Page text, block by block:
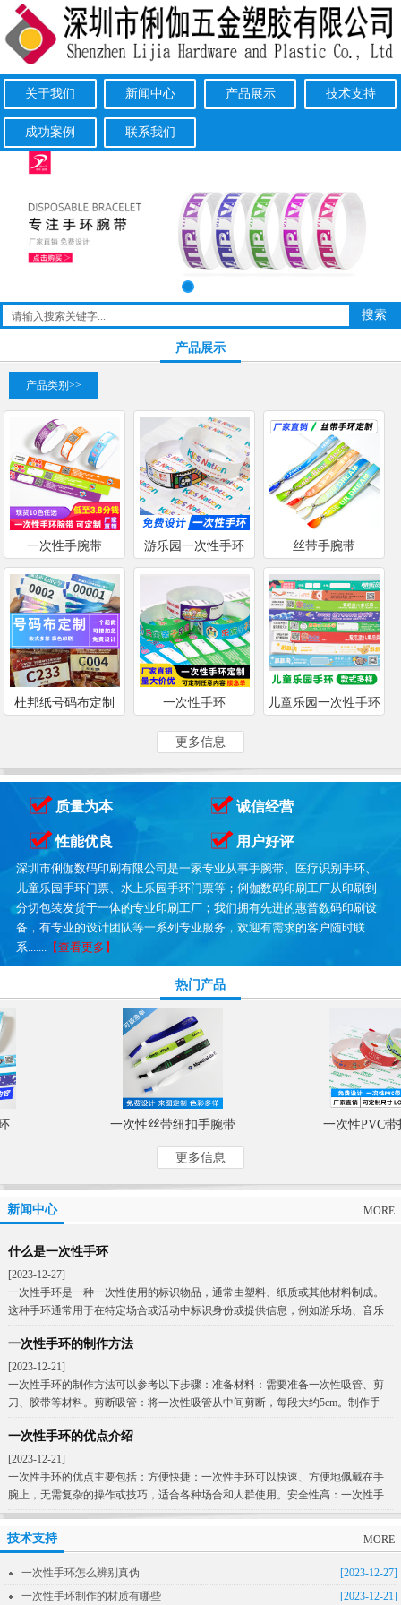
关于我们 新闻中心 产品展示 技术支持
成功案例 联系我们
产品展示
产品类别>>
一次性手腕带 游乐园一次性手环 丝带手腕带
杜邦纸号码布定制 一次性手环 儿童乐园一次性手环
更多信息
质量为本 诚信经营
性能优良 用户好评
深圳市俐伽数码印刷有限公司是一家专业从事手腕带、医疗识别手环、
儿童乐园手环门票、水上乐园手环门票等；俐伽数码印刷工厂从印刷到
分切包装发货于一体的专业印刷工厂；我们拥有先进的惠普数码印刷设
备，有专业的设计团队等一系列专业服务，欢迎有需求的客户随时联
系.......【查看更多】
热门产品
一次性丝带纽扣手腕带 一次性PVC带
更多信息
新闻中心 MORE
什么是一次性手环
[2023-12-27]
一次性手环是一种一次性使用的标识物品，通常由塑料、纸质或其他材料制成。
这种手环通常用于在特定场合或活动中标识身份或提供信息，例如游乐场、音乐
一次性手环的制作方法
[2023-12-21]
一次性手环的制作方法可以参考以下步骤：准备材料：需要准备一次性吸管、剪
刀、胶带等材料。剪断吸管：将一次性吸管从中间剪断，每段大约5cm。制作手
一次性手环的优点介绍
[2023-12-21]
一次性手环的优点主要包括：方便快捷：一次性手环可以快速、方便地佩戴在手
腕上，无需复杂的操作或技巧，适合各种场合和人群使用。安全性高：一次性手
环通常采用一次性材料
技术支持 MORE
[2023-12-27]
一次性手环怎么辨别真伪
[2023-12-21]
一次性手环制作的材质有哪些